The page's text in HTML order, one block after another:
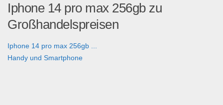
Iphone 14 pro max 256gb zu
Großhandelspreisen
Iphone 14 pro max 256gb ...
Handy und Smartphone